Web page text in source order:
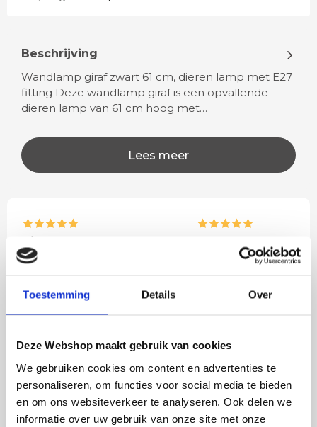
Toestemming Details Over
Deze Webshop maakt gebruik van cookies
We gebruiken cookies om content en advertenties te
personaliseren, om functies voor social media te bieden
en om ons websiteverkeer te analyseren. Ook delen we
informatie over uw gebruik van onze site met onze
Beschrijving
Wandlamp giraf zwart 61 cm, dieren lamp met E27
fitting Deze wandlamp giraf is een opvallende
dieren lamp van 61 cm hoog met…
Lees meer
Rian
Fijne site waar ik een mooie
besteld. De volgende dag
werd deze al bezorgd. Super
Het bestellen,
volledig naar wens.
eenvoudig te